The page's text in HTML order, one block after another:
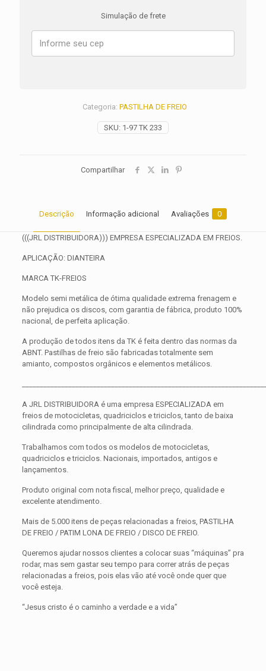
Supercompetition
2001
Simulação de frete
SKU: 1-97 TK 233
Categoria: PASTILHA DE FREIO
Compartilhar
Descrição Informação adicional Avaliações 0
(((JRL DISTRIBUIDORA))) EMPRESA ESPECIALIZADA EM FREIOS.
APLICAÇÃO: DIANTEIRA
MARCA TK-FREIOS
Modelo semi metálica de ótima qualidade extrema frenagem e
não prejudica os discos, com garantia de fábrica, produto 100%
nacional, de perfeita aplicação.
A produção de todos itens da TK é feita dentro das normas da
ABNT. Pastilhas de freio são fabricadas totalmente sem
amianto, compostos orgânicos e elementos metálicos.
A JRL DISTRIBUIDORA é uma empresa ESPECIALIZADA em
freios de motocicletas, quadriciclos e triciclos, tanto de baixa
cilindrada como principalmente de alta cilindrada.
Trabalhamos com todos os modelos de motocicletas,
quadriciclos e triciclos. Nacionais, importados, antigos e
lançamentos.
Produto original com nota fiscal, melhor preço, qualidade e
excelente atendimento.
Mais de 5.000 itens de peças relacionadas a freios, PASTILHA
DE FREIO / PATIM LONA DE FREIO / DISCO DE FREIO.
Queremos ajudar nossos clientes a colocar suas “máquinas” pra
rodar, mas sem gastar seu tempo para correr atrás de peças
relacionadas a freios, pois elas vão até você onde quer que
você esteja.
“Jesus cristo é o caminho a verdade e a vida”